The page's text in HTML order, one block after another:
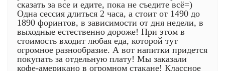
сказать за все и едите, пока не съедите всё=)
Одна сессия длиться 2 часа, а стоит от 1490 до
1890 форинтов, в зависимости от дня недели, в
выходные естественно дороже! При этом в
стоимость входит любая еда, которой тут
огромное разнообразие. А вот напитки придется
покупать за отдельную плату! Мы заказали
кофе-американо в огромном стакане! Классное